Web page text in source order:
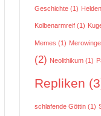
Geschichte (1) Helden
Kolbenarmreif (1)
Memes (1)
(2) Neolithikum (1)
Repliken
schlafende Göttin (1)